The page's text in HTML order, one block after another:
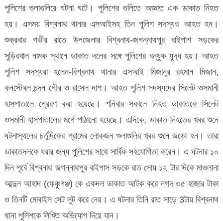
গুলাগুলি
:
এক
ডাকাত
নিহত,
অস্ত্র
উদ্ধার
পুলিশের গুলাগুলিরে ঘটনা ঘটে। পুলিশের গুলিতে অজ্ঞাত এক ডাকাত নিহত
হয়। এসময় বিশ্বনাথ থানার এসআইসহ তিন পুলিশ সদস্যও আহত হন।
শুক্রবার গভীর রাতে উপজেলার বিশ্বনাথ-জগন্নাথপুর বাইপাশ সড়কের
সুড়িরখাল নামক স্থানে ডাকাত দলের সঙ্গে পুলিশের বন্ধুক যুদ্ধ হয়। আহত
পুলিশ সদস্যরা হলেন-বিশ্বনাথ থানার এসআই মিজানুর রহমান মিজান,
কনস্টেবল চন্দন গৌর ও রাসেল দাশ। আহত পুলিশ সদস্যদের সিলেট ওসমানী
হাসপাতালে প্রেরণ করা হয়েছে। শনিবার সকালে নিহত ডাকাতকে সিলেট
ওসমানী হাসপাতালের মর্গে পাঠানো হয়েছে। এদিকে, ডাকাত নিহতের খবর শুনে
ঘটনাস্থলের চর্তুদিকের গ্রামের লোকজন গুলাগুলির খবর শুনে জড়ো হন। তারা
ডাকাতদলকে ধরার জন্য পুলিশের সাথে সার্বিক সহযোগিতা করেন। এ ঘটনার ১০
দিন পূর্বে বিশ্বনাথ জগন্নাথপুর বাইপাস সড়কে রাত সোয় ১২ টার দিকে মাওলানা
আব্দুল আহাদ (ফেঞ্চুগঞ্জ) কে একদল ডাকাত আটক করে নগদ ৩৫ হাজার টাকা
ও তিনটি মোবাইল সেট লুট করে নেয়। এ ঘটনার তিনি রাত সাড়ে 3টায় বিশ্বনাথ
থানা পুলিশকে লিখিত অভিযোগ দিয়ে যান।